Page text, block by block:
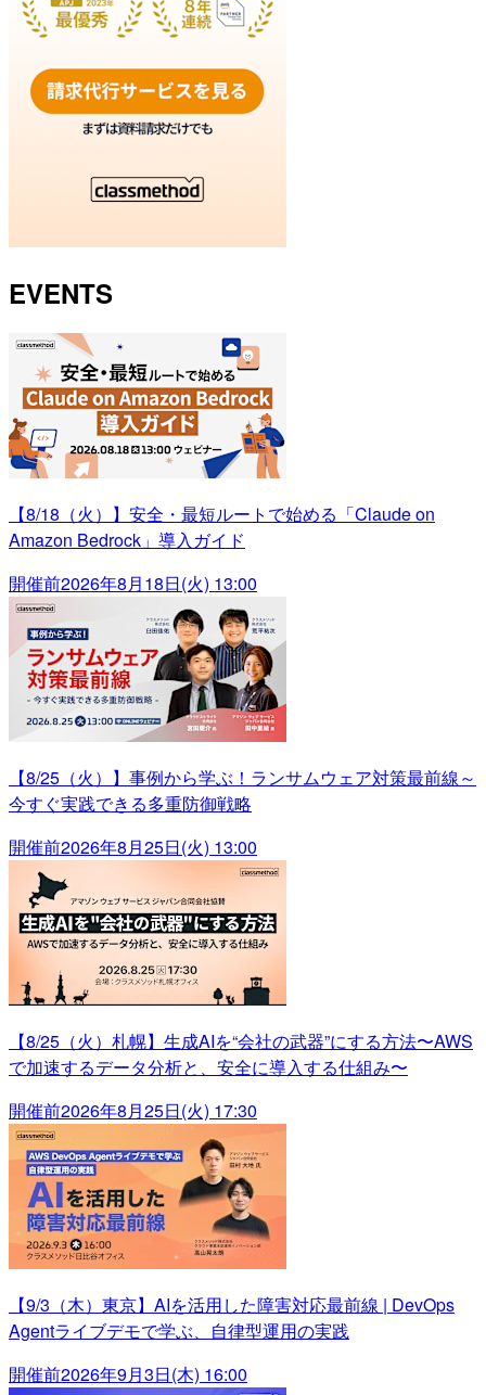
EVENTS
【8/18（火）】安全・最短ルートで始める「Claude on
Amazon Bedrock」導入ガイド
開催前2026年8月18日(火) 13:00
【8/25（火）】事例から学ぶ！ランサムウェア対策最前線～
今すぐ実践できる多重防御戦略
開催前2026年8月25日(火) 13:00
【8/25（火）札幌】生成AIを“会社の武器”にする方法〜AWS
で加速するデータ分析と、安全に導入する仕組み〜
開催前2026年8月25日(火) 17:30
【9/3（木）東京】AIを活用した障害対応最前線 | DevOps
Agentライブデモで学ぶ、自律型運用の実践
開催前2026年9月3日(木) 16:00